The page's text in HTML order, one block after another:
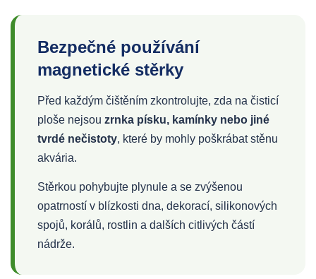
Bezpečné používání
magnetické stěrky
Před každým čištěním zkontrolujte, zda na čisticí
ploše nejsou zrnka písku, kamínky nebo jiné
tvrdé nečistoty, které by mohly poškrábat stěnu
akvária.
Stěrkou pohybujte plynule a se zvýšenou
opatrností v blízkosti dna, dekorací, silikonových
spojů, korálů, rostlin a dalších citlivých částí
nádrže.